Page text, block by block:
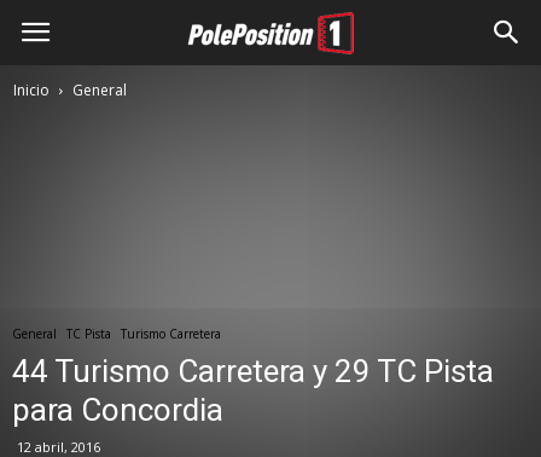
Inicio General
General TC Pista Turismo Carretera
44 Turismo Carretera y 29 TC Pista
para Concordia
12 abril, 2016